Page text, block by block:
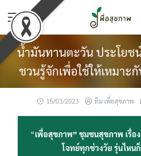
content
น้ำมันทานตะวัน ประโยช
ชวนรู้จักเพื่อใช้ให้เหมาะ
15/03/2023 ทีม เพื่อสุขภาพ
“เพื่อสุขภาพ” ชุมชนสุขภาพ เรื่อ
โจทย์ทุกช่วงวัย รุ่นไหน